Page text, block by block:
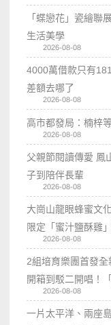
「蝶戀花」瓷繪
生活美學
2026-08-08
4000萬借款只有
差額去哪了
2026-08-08
高市都發局：楠梓
2026-08-08
父親節閱讀傳愛 鳳
子到陪伴長輩
2026-08-08
大崗山龍眼蜂蜜文
限定「蜜汁鹽酥雞
2026-08-08
2組培育樂團首發
開箱到駁二開唱！
2026-08-08
一片太平洋、兩座